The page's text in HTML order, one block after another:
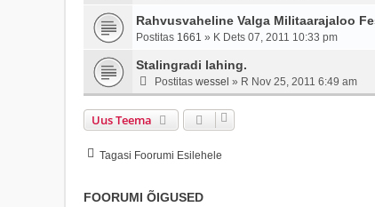
Rahvusvaheline Valga Militaarajaloo
Postitas 1661 » K Dets 07, 2011 10:33 pm
Stalingradi lahing.
Postitas wessel » R Nov 25, 2011 6:49 am
Uus Teema
Tagasi Foorumi Esilehele
FOORUMI ÕIGUSED